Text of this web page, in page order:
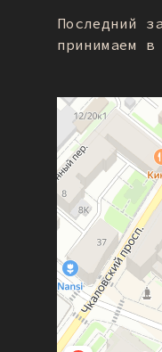
Последний
принимаем